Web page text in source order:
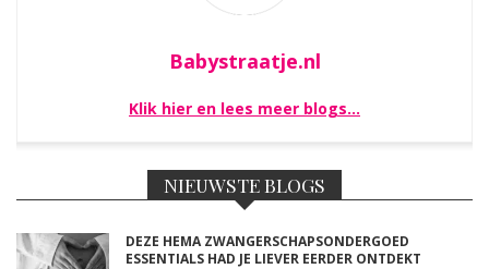
Babystraatje.nl
Klik hier en lees meer blogs…
NIEUWSTE BLOGS
DEZE HEMA ZWANGERSCHAPSONDERGOED
ESSENTIALS HAD JE LIEVER EERDER ONTDEKT